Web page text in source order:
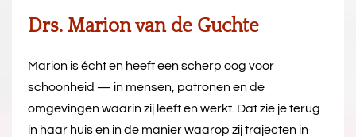
Drs. Marion van de Guchte
Marion is écht en heeft een scherp oog voor
schoonheid — in mensen, patronen en de
omgevingen waarin zij leeft en werkt. Dat zie je terug
in haar huis en in de manier waarop zij trajecten in